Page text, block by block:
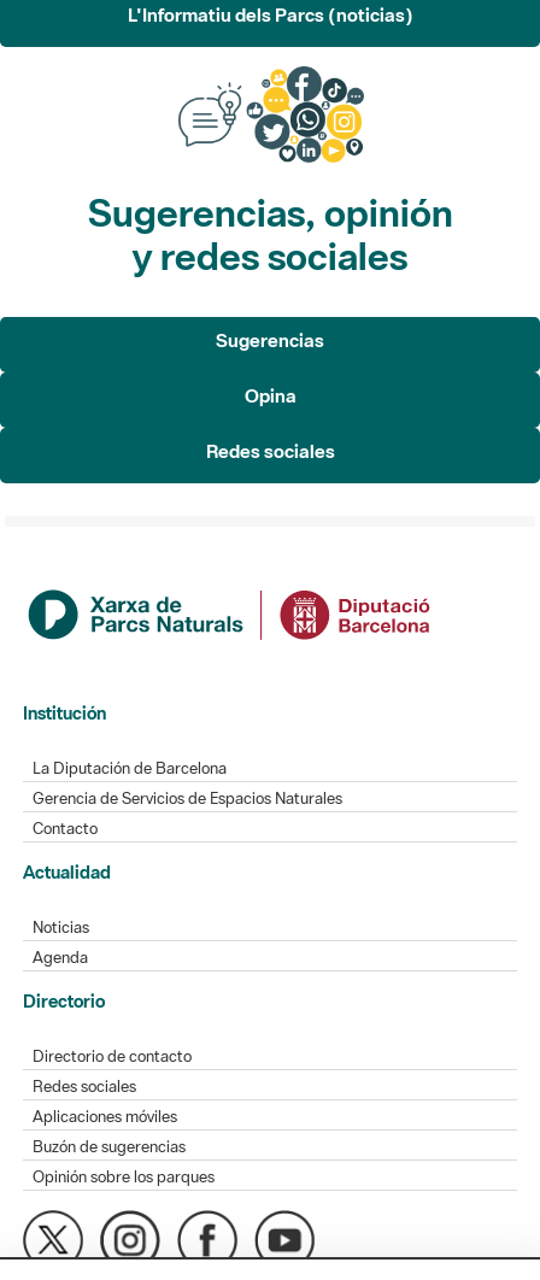
L'Informatiu dels Parcs (noticias)
Sugerencias, opinión
y redes sociales
Sugerencias
Opina
Redes sociales
Institución
La Diputación de Barcelona
Gerencia de Servicios de Espacios Naturales
Contacto
Actualidad
Noticias
Agenda
Directorio
Directorio de contacto
Redes sociales
Aplicaciones móviles
Buzón de sugerencias
Opinión sobre los parques